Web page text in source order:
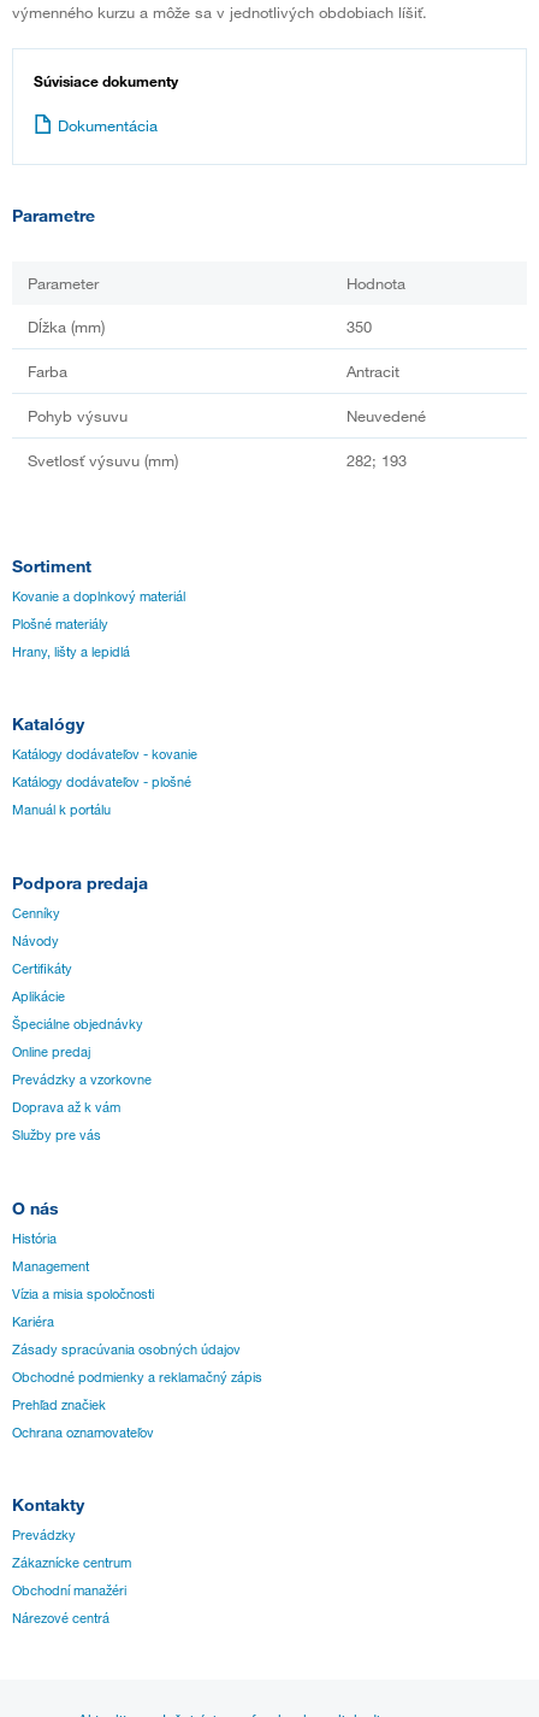
výmenného kurzu a môže sa v jednotlivých obdobiach líšiť.
Súvisiace dokumenty
Dokumentácia
Parametre
Parameter Hodnota
Dĺžka (mm) 350
Farba Antracit
Pohyb výsuvu Neuvedené
Svetlosť výsuvu (mm) 282; 193
Sortiment
Kovanie a doplnkový materiál
Plošné materiály
Hrany, lišty a lepidlá
Katalógy
Katálogy dodávateľov - kovanie
Katálogy dodávateľov - plošné
Manuál k portálu
Podpora predaja
Cenníky
Návody
Certifikáty
Aplikácie
Špeciálne objednávky
Online predaj
Prevádzky a vzorkovne
Doprava až k vám
Služby pre vás
O nás
História
Management
Vízia a misia spoločnosti
Kariéra
Zásady spracúvania osobných údajov
Obchodné podmienky a reklamačný zápis
Prehľad značiek
Ochrana oznamovateľov
Kontakty
Prevádzky
Zákaznícke centrum
Obchodní manažéri
Nárezové centrá